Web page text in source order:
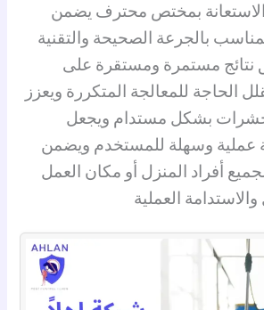
الاستعانة بمختص محترف يضمن
بالجرعة الصحيحة والتقنية
نتائج مستمرة ومستقرة على
الحاجة للمعالجة المتكررة ويعزز
بشكل مستدام ويجعل
عملية وسهلة للمستخدم ويضمن
أفراد المنزل أو مكان العمل
العملية